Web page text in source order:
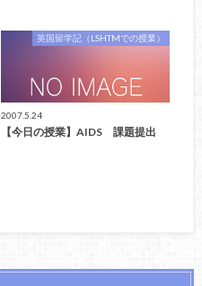
英国留学記（LSHTMでの授業）
2007.5.24
【今日の授業】AIDS 課題提出